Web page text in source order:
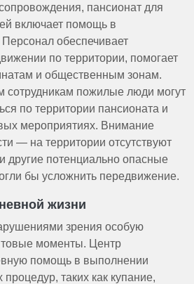
пансионат для
включает помощь в
обеспечивает
по территории, помогает
и общественным зонам.
сотрудникам пожилые люди могут
по территории пансионата и
мероприятиях. Внимание
— на территории отсутствуют
другие потенциально опасные
бы усложнить передвижение.
жизни
зрения особую
моменты. Центр
помощь в выполнении
процедур, таких как купание,